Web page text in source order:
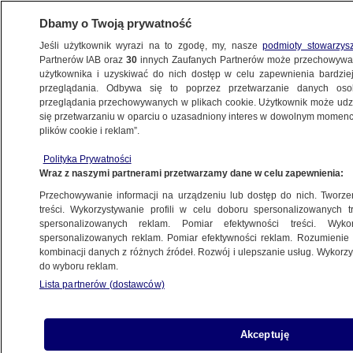
ŚWIAT
nic do czynienia"
28.07.2020, 11:55
Udostępnij
Książę Harry i księżna Meghan wydali
wspólnego z książką, która niebawem trafi na
Dbamy o Twoją prywatność
Jeśli użytkownik wyrazi na to zgodę, my, naszepodmioty
Partnerów IAB oraz30 innych Zaufanych Partnerów może
użytkownika i uzyskiwać do nich dostęp w celu zapewnienia
przeglądania. Odbywa się to poprzez przetwarzanie danych
przeglądania przechowywanych w plikach cookie. Użytkownik może
się przetwarzaniu w oparciu o uzasadniony interes w dowolnym
plików cookie i reklam”.
Polityka Prywatności
Wraz z naszymi partnerami przetwarzamy dane w celu zapewnienia:
Przechowywanie informacji na urządzeniu lub dostęp do nich.
treści. Wykorzystywanie profili w celu doboru spersonalizowanych
spersonalizowanych reklam. Pomiar efektywności treści.
spersonalizowanych reklam. Pomiar efektywności reklam.
kombinacji danych z różnych źródeł. Rozwój i ulepszanie usług.
do wyboru reklam.
Lista partnerów (dostawców)
Akceptuję